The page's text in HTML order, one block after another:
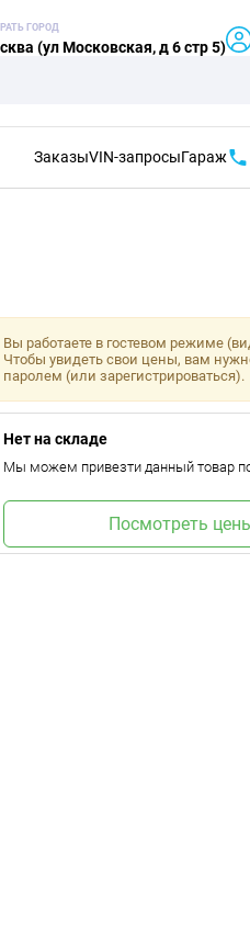
ГОРОД
(ул Московская, д 6 стр 5)
ЗаказыVIN-запросыГараж
Вы работаете в гостевом режиме
Чтобы увидеть свои цены, вам
паролем (или зарегистрироваться).
Нет на складе
Мы можем привезти данный товар
Посмотреть